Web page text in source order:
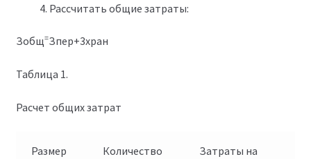
Рассчитать общие затраты:
Зобщ=Зпер+3хран
Таблица 1.
Расчет общих затрат
Размер
Количество
Затраты на